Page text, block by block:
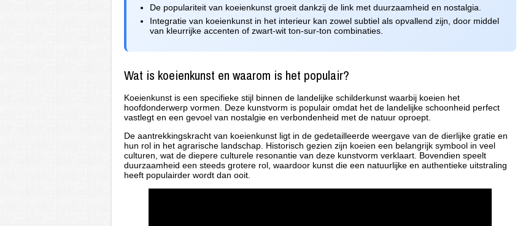
De populariteit van koeienkunst groeit dankzij de link met duurzaamheid en nostalgia.
Integratie van koeienkunst in het interieur kan zowel subtiel als opvallend zijn, door middel
van kleurrijke accenten of zwart-wit ton-sur-ton combinaties.
Wat is koeienkunst en waarom is het populair?
Koeienkunst is een specifieke stijl binnen de landelijke schilderkunst waarbij koeien het
hoofdonderwerp vormen. Deze kunstvorm is populair omdat het de landelijke schoonheid perfect
vastlegt en een gevoel van nostalgie en verbondenheid met de natuur oproept.
De aantrekkingskracht van koeienkunst ligt in de gedetailleerde weergave van de dierlijke gratie en
hun rol in het agrarische landschap. Historisch gezien zijn koeien een belangrijk symbool in veel
culturen, wat de diepere culturele resonantie van deze kunstvorm verklaart. Bovendien speelt
duurzaamheid een steeds grotere rol, waardoor kunst die een natuurlijke en authentieke uitstraling
heeft populairder wordt dan ooit.